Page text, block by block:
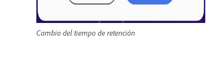
Cambio del tiempo de retención